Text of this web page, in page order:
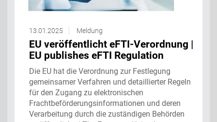
13.01.2025 Meldung
EU veröffentlicht eFTI-Verordnung |
EU publishes eFTI Regulation
Die EU hat die Verordnung zur Festlegung
gemeinsamer Verfahren und detaillierter Regeln
für den Zugang zu elektronischen
Frachtbeförderungsinformationen und deren
Verarbeitung durch die zuständigen Behörden